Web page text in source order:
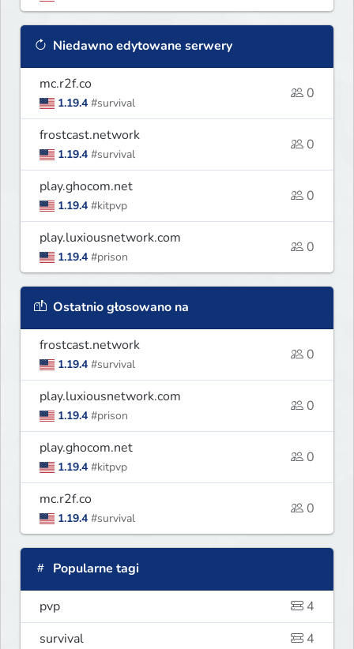
Niedawno edytowane serwery
mc.r2f.co
1.19.4 #survival
0
frostcast.network
1.19.4 #survival
0
play.ghocom.net
1.19.4 #kitpvp
0
play.luxiousnetwork.com
1.19.4 #prison
0
Ostatnio głosowano na
frostcast.network
1.19.4 #survival
0
play.luxiousnetwork.com
1.19.4 #prison
0
play.ghocom.net
1.19.4 #kitpvp
0
mc.r2f.co
1.19.4 #survival
0
Popularne tagi
pvp
4
survival
4